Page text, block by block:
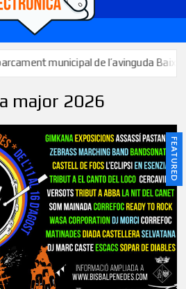
municipal de l’avinguda Baix
major 2026
FEATURED